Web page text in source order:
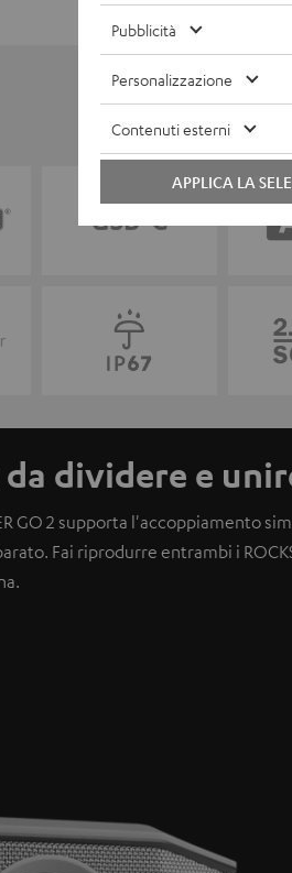
dividere e
GO 2 supporta l'accoppiamento
Fai riprodurre entrambi i
.
Pubblicità
Personalizzazione
Contenuti esterni
APPLICA LA